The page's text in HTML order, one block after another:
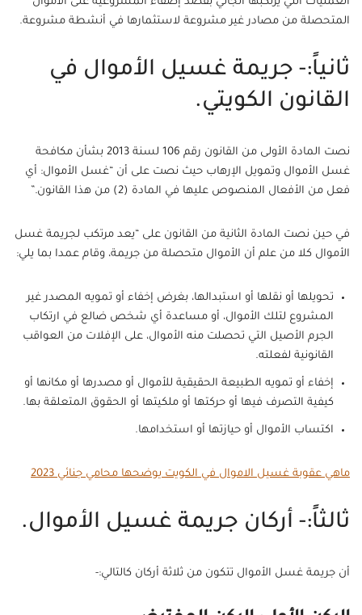
المتحصلة من مصادر غير مشروعة لاستثمارها في أنشطة مشروعة.
ثانياً:- جريمة غسيل الأموال في
القانون الكويتي.
نصت المادة الأولى من القانون رقم 106 لسنة 2013 بشأن مكافحة
غسل الأموال وتمويل الإرهاب حيث نصت على أن “غسل الأموال: أي
فعل من الأفعال المنصوص عليها في المادة (2) من هذا القانون.”
في حين نصت المادة الثانية من القانون على “يعد مرتكب لجريمة غسل
الأموال كلا من علم أن الأموال متحصلة من جريمة، وقام عمدا بما يلي:
تحويلها أو نقلها أو استبدالها، بغرض إخفاء أو تمويه المصدر غير
المشروع لتلك الأموال، أو مساعدة أي شخص ضالع في ارتكاب
الجرم الأصيل التي تحصلت منه الأموال، على الإفلات من العواقب
القانونية لفعلته.
إخفاء أو تمويه الطبيعة الحقيقية للأموال أو مصدرها أو مكانها أو
كيفية التصرف فيها أو حركتها أو ملكيتها أو الحقوق المتعلقة بها.
اكتساب الأموال أو حيازتها أو استخدامها.
ماهي عقوبة غسيل الاموال في الكويت يوضحها محامي جنائي 2023
ثالثاً:- أركان جريمة غسيل الأموال.
أن جريمة غسل الأموال تتكون من ثلاثة أركان كالتالي:-